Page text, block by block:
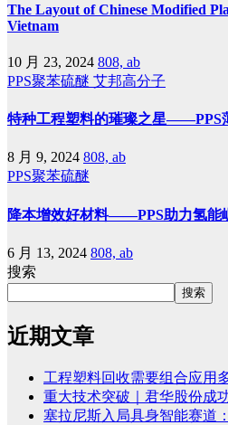
The Layout of Chinese Modified
Vietnam
10 月 23, 2024 808, ab
PPS聚苯硫醚 艾邦高分子
特种工程塑料的璀璨之星——PPS
8 月 9, 2024 808, ab
PPS聚苯硫醚
降本增效好材料——PPS助力氢能
6 月 13, 2024 808, ab
搜索
搜索
近期文章
工程塑料回收需要组合应用
重大技术突破｜君华股份成
塞拉尼斯入局具身智能赛道